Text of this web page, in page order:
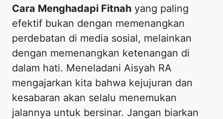
Cara Menghadapi Fitnah yang paling
efektif bukan dengan memenangkan
perdebatan di media sosial, melainkan
dengan memenangkan ketenangan di
dalam hati. Meneladani Aisyah RA
mengajarkan kita bahwa kejujuran dan
kesabaran akan selalu menemukan
jalannya untuk bersinar. Jangan biarkan